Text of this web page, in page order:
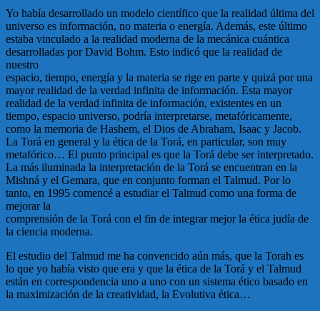
Yo había desarrollado un modelo científico que la realidad última del
universo es información, no materia o energía. Además, este último
estaba vinculado a la realidad moderna de la mecánica cuántica
desarrolladas por David Bohm. Esto indicó que la realidad de
nuestro
espacio, tiempo, energía y la materia se rige en parte y quizá por una
mayor realidad de la verdad infinita de información. Esta mayor
realidad de la verdad infinita de información, existentes en un
tiempo, espacio universo, podría interpretarse, metafóricamente,
como la memoria de Hashem, el Dios de Abraham, Isaac y Jacob.
La Torá en general y la ética de la Torá, en particular, son muy
metafórico… El punto principal es que la Torá debe ser interpretado.
La más iluminada la interpretación de la Torá se encuentran en la
Mishná y el Gemara, que en conjunto forman el Talmud. Por lo
tanto, en 1995 comencé a estudiar el Talmud como una forma de
mejorar la
comprensión de la Torá con el fin de integrar mejor la ética judía de
la ciencia moderna.
El estudio del Talmud me ha convencido aún más, que la Torah es
lo que yo había visto que era y que la ética de la Torá y el Talmud
están en correspondencia uno a uno con un sistema ético basado en
la maximización de la creatividad, la Evolutiva ética…